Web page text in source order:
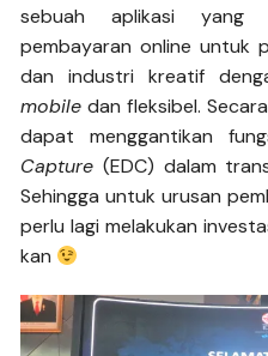
sebuah aplikasi yang
pembayaran online untuk
dan industri kreatif
mobile dan fleksibel.
dapat menggantikan
Capture (EDC) dalam
Sehingga untuk urusan
perlu lagi melakukan
kan